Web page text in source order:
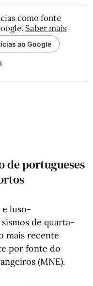
como fonte
Saber mais
ao Google
de portugueses
e luso-
de quarta-
mais recente
por fonte do
(MNE).